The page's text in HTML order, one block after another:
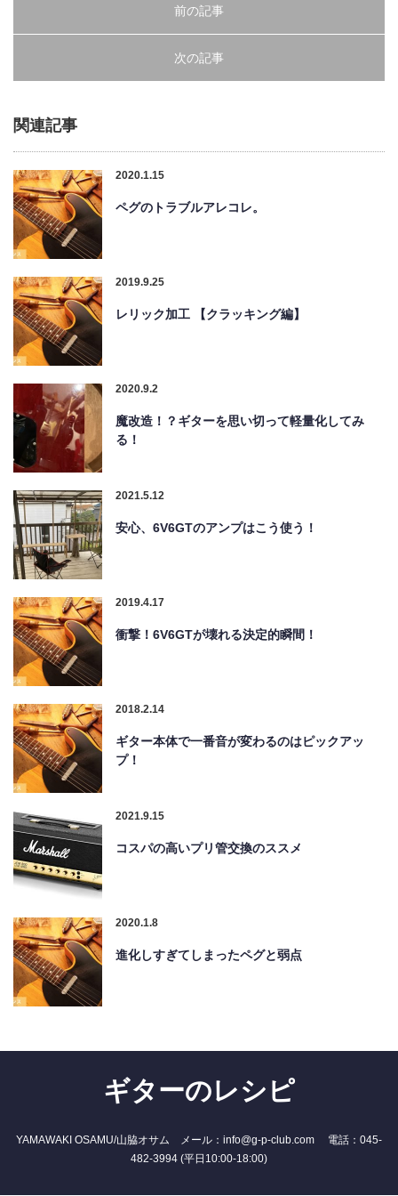
前の記事
次の記事
関連記事
2020.1.15
ペグのトラブルアレコレ。
2019.9.25
レリック加工 【クラッキング編】
2020.9.2
魔改造！？ギターを思い切って軽量化してみ
る！
2021.5.12
安心、6V6GTのアンプはこう使う！
2019.4.17
衝撃！6V6GTが壊れる決定的瞬間！
2018.2.14
ギター本体で一番音が変わるのはピックアッ
プ！
2021.9.15
コスパの高いプリ管交換のススメ
2020.1.8
進化しすぎてしまったペグと弱点
ギターのレシピ
YAMAWAKI OSAMU/山脇オサム メール：info@g-p-club.com 電話：045-
482-3994 (平日10:00-18:00)